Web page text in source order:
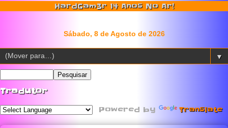
HardGam3r 14 Anos No Ar!
▼
Tradutor
Powered by Translate